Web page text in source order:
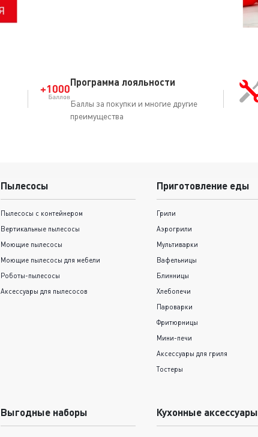
Программа лояльности
Баллы за покупки и многие другие
преимущества
Пылесосы
Пылесосы с контейнером
Вертикальные пылесосы
Моющие пылесосы
Моющие пылесосы для мебели
Роботы-пылесосы
Аксессуары для пылесосов
Приготовление еды
Грили
Аэрогрили
Мультиварки
Вафельницы
Блинницы
Хлебопечи
Пароварки
Фритюрницы
Мини-печи
Аксессуары для гриля
Тостеры
Выгодные наборы Кухонные аксессуары